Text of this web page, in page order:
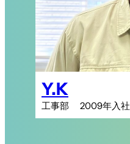
Y.K
工事部 2009年入社